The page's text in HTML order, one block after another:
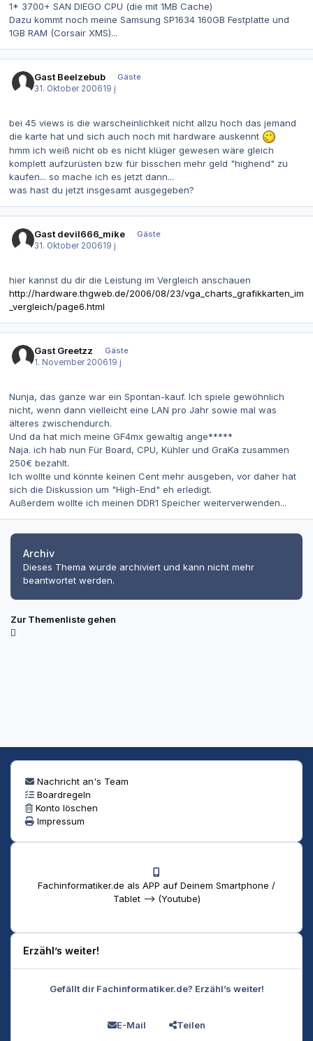
1* 3700+ SAN DIEGO CPU (die mit 1MB Cache)
Dazu kommt noch meine Samsung SP1634 160GB Festplatte und
1GB RAM (Corsair XMS)...
Gast Beelzebub
Gäste
31. Oktober 200619 j
bei 45 views is die warscheinlichkeit nicht allzu hoch das jemand
die karte hat und sich auch noch mit hardware auskennt
hmm ich weiß nicht ob es nicht klüger gewesen wäre gleich
komplett aufzurüsten bzw für bisschen mehr geld "highend" zu
kaufen... so mache ich es jetzt dann...
was hast du jetzt insgesamt ausgegeben?
Gast devil666_mike
Gäste
31. Oktober 200619 j
hier kannst du dir die Leistung im Vergleich anschauen
http://hardware.thgweb.de/2006/08/23/vga_charts_grafikkarten_im
_vergleich/page6.html
Gast Greetzz
Gäste
1. November 200619 j
Nunja, das ganze war ein Spontan-kauf. Ich spiele gewöhnlich
nicht, wenn dann vielleicht eine LAN pro Jahr sowie mal was
älteres zwischendurch.
Und da hat mich meine GF4mx gewaltig ange*****
Naja. ich hab nun Für Board, CPU, Kühler und GraKa zusammen
250€ bezahlt.
Ich wollte und könnte keinen Cent mehr ausgeben, vor daher hat
sich die Diskussion um "High-End" eh erledigt.
Außerdem wollte ich meinen DDR1 Speicher weiterverwenden...
Archiv
Dieses Thema wurde archiviert und kann nicht mehr
beantwortet werden.
Zur Themenliste gehen
Nachricht an's Team
Boardregeln
Konto löschen
Impressum
Fachinformatiker.de als APP auf Deinem Smartphone /
Tablet --> (Youtube)
Erzähl’s weiter!
Gefällt dir Fachinformatiker.de? Erzähl’s weiter!
E-Mail Teilen